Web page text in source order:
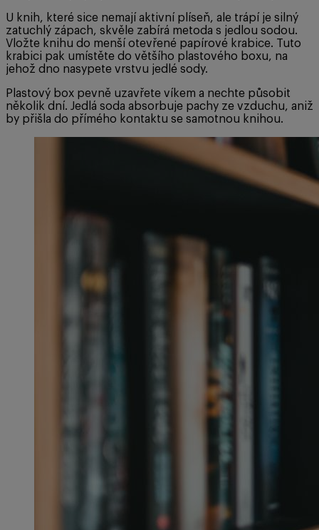
U knih, které sice nemají aktivní plíseň, ale trápí je silný
zatuchlý zápach, skvěle zabírá metoda s jedlou sodou.
Vložte knihu do menší otevřené papírové krabice. Tuto
krabici pak umístěte do většího plastového boxu, na
jehož dno nasypete vrstvu jedlé sody.
Plastový box pevně uzavřete víkem a nechte působit
několik dní. Jedlá soda absorbuje pachy ze vzduchu, aniž
by přišla do přímého kontaktu se samotnou knihou.